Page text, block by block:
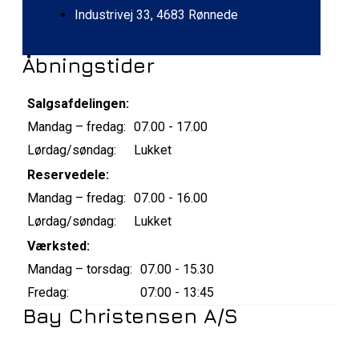
Industrivej 33, 4683 Rønnede
Åbningstider
Salgsafdelingen:
Mandag – fredag: 07.00 - 17.00
Lørdag/søndag:
Lukket
Reservedele:
Mandag – fredag: 07.00 - 16.00
Lørdag/søndag:
Lukket
Værksted:
Mandag – torsdag: 07.00 - 15.30
Fredag:
07:00 - 13:45
Bay Christensen A/S